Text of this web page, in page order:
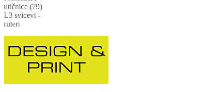
utičnice (79)
L3 svicevi -
ruteri